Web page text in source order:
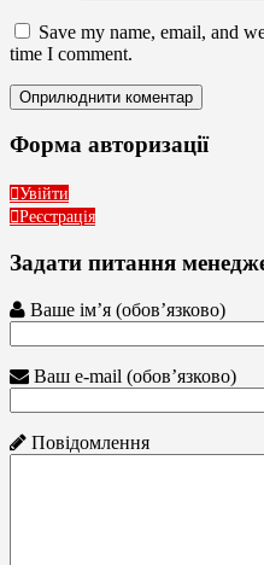
Save my name, email, and
time I comment.
Форма авторизації
Увійти
Реєстрація
Задати питання
Ваше ім’я (обов’язково)
Ваш e-mail (обов’язково)
Повідомлення